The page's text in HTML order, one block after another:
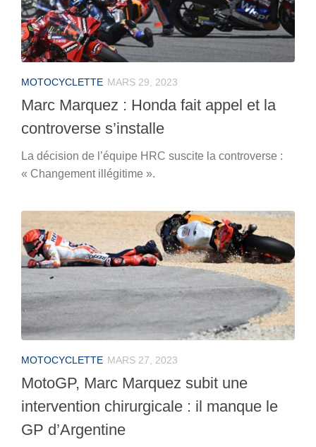
MOTOCYCLETTE MARS 29, 2023
Marc Marquez : Honda fait appel et la
controverse s’installe
La décision de l’équipe HRC suscite la controverse :
« Changement illégitime ».
MOTOCYCLETTE MARS 27, 2023
MotoGP, Marc Marquez subit une
intervention chirurgicale : il manque le
GP d’Argentine